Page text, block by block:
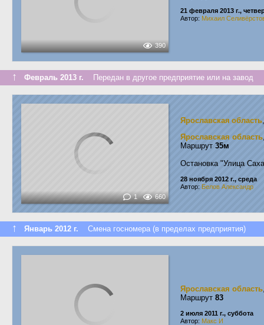
390
21 февраля 2013 г.,
Автор: Михаил
↑ Февраль 2013 г. Передан в другое предприятие или на завод
1 660
Ярославская область
Ярославская область
Маршрут 35м
Остановка "Улица
28 ноября 2012 г., среда
Автор: Белов Александр
↑ Январь 2012 г. Смена госномера (в пределах предприятия)
Ярославская область
Маршрут 83
2 июля 2011 г., суббота
Автор: Макс И